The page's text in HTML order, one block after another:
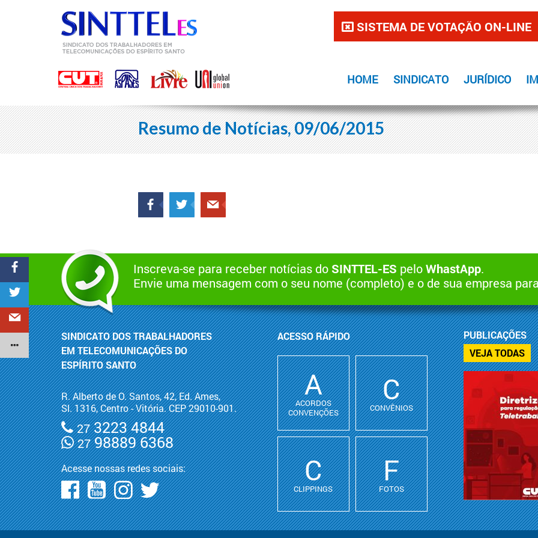
SISTEMA DE VOTAÇÃO ON-LINE
HOME SINDICATO JURÍDICO
Resumo de Notícias, 09/06/2015
Inscreva-se para receber notícias do SINTTEL-ES peloWhastApp.
Envie uma mensagem com o seu nome (completo) e o de sua empresa
SINDICATO DOS TRABALHADORES
EM TELECOMUNICAÇÕES DO
ESPÍRITO SANTO
R. Alberto de O. Santos, 42, Ed. Ames,
Sl. 1316, Centro - Vitória. CEP 29010-901.
273223 4844
2798889 6368
Acesse nossas redes sociais:
ACESSO RÁPIDO
A
ACORDOS
CONVENÇÕES
C
CONVÊNIOS
C
CLIPPINGS
F
FOTOS
PUBLICAÇÕES
VEJA TODAS